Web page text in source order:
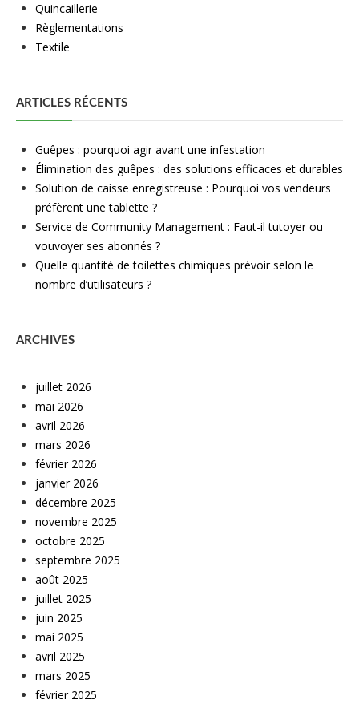
Quincaillerie
Règlementations
Textile
ARTICLES RÉCENTS
Guêpes : pourquoi agir avant une infestation
Élimination des guêpes : des solutions efficaces et durables
Solution de caisse enregistreuse : Pourquoi vos vendeurs
préfèrent une tablette ?
Service de Community Management : Faut-il tutoyer ou
vouvoyer ses abonnés ?
Quelle quantité de toilettes chimiques prévoir selon le
nombre d’utilisateurs ?
ARCHIVES
juillet 2026
mai 2026
avril 2026
mars 2026
février 2026
janvier 2026
décembre 2025
novembre 2025
octobre 2025
septembre 2025
août 2025
juillet 2025
juin 2025
mai 2025
avril 2025
mars 2025
février 2025